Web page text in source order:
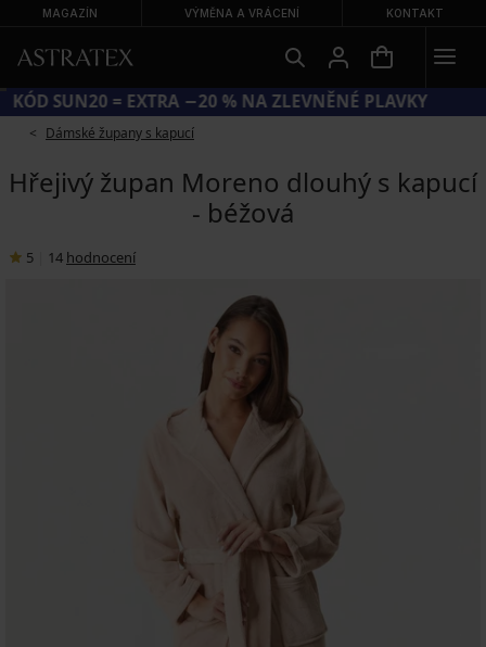
MAGAZÍN VÝMĚNA A VRÁCENÍ KONTAKT
KÓD SUN20 = EXTRA −20 % NA ZLEVNĚNÉ PLAVKY
Dámské župany s kapucí
Hřejivý župan Moreno dlouhý s kapucí
- béžová
5 14 hodnocení